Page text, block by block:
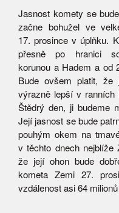
Jasnost komety se
začne bohužel ve
17. prosince v úplňku.
přesně po hranici
korunou a Hadem a od
Bude ovšem platit, že
výrazně lepší v ranních
Štědrý den, ji budeme
Její jasnost se bude
pouhým okem na
v těchto dnech nejblíže
že její ohon bude
kometa Zemi 27.
vzdálenost asi 64